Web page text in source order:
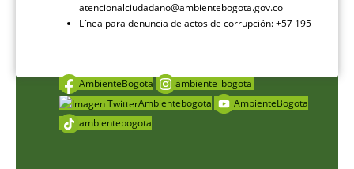
atencionalciudadano@ambientebogota.gov.co
Línea para denuncia de actos de corrupción: +57 195
AmbienteBogota
ambiente_bogota
Ambientebogota
AmbienteBogota
ambientebogota